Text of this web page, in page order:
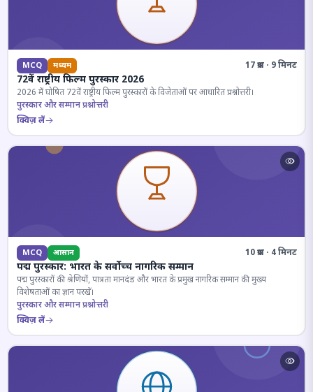
MCQ मध्यम 17 प्रश्न · 9 मिनट
72वें राष्ट्रीय फिल्म पुरस्कार 2026
2026 में घोषित 72वें राष्ट्रीय फिल्म पुरस्कारों के विजेताओं पर आधारित प्रश्नोत्तरी।
पुरस्कार और सम्मान प्रश्नोत्तरी
क्विज़ लें
MCQ आसान 10 प्रश्न · 4 मिनट
पद्म पुरस्कार: भारत के सर्वोच्च नागरिक सम्मान
पद्म पुरस्कारों की श्रेणियों, पात्रता मानदंड और भारत के प्रमुख नागरिक सम्मान की मुख्य
विशेषताओं का ज्ञान परखें।
पुरस्कार और सम्मान प्रश्नोत्तरी
क्विज़ लें